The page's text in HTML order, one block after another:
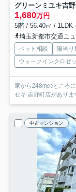
グリーンミユキ吉
1,680万円
5階 / 56.40㎡ / 1LDK
埼玉新都市交通ニ
ペット相談 陽当り
ウォークインクロゼ
家から248mのところ
セキ 吉野町店があり
中古マンション